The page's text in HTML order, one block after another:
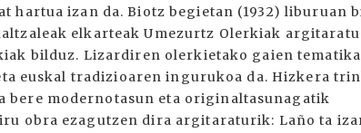
hartua izan da. Biotz begietan (1932) liburuan
elkarteak Umezurtz Olerkiak argitaratu
bilduz. Lizardiren olerkietako gaien
euskal tradizioaren ingurukoa da. Hizkera
bere modernotasun eta originaltasunagatik
obra ezagutzen dira argitaraturik: Laño ta